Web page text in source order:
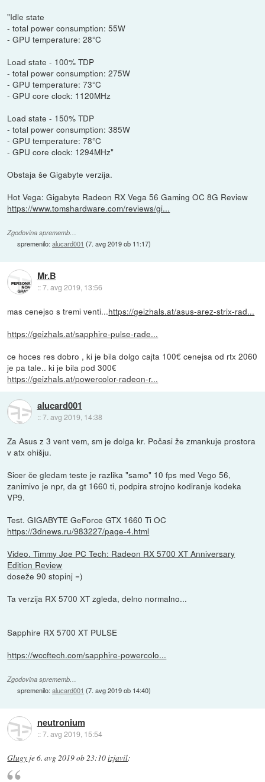
"Idle state
- total power consumption: 55W
- GPU temperature: 28°C
Load state - 100% TDP
- total power consumption: 275W
- GPU temperature: 73°C
- GPU core clock: 1120MHz
Load state - 150% TDP
- total power consumption: 385W
- GPU temperature: 78°C
- GPU core clock: 1294MHz"
Obstaja še Gigabyte verzija.
Hot Vega: Gigabyte Radeon RX Vega 56 Gaming OC 8G Review
https://www.tomshardware.com/reviews/gi...
Zgodovina sprememb…
spremenilo:alucard001 (7. avg 2019 ob 11:17)
Mr.B
::7. avg 2019, 13:56
mas cenejso s tremi venti...https://geizhals.at/asus-arez-strix-rad...
https://geizhals.at/sapphire-pulse-rade...
ce hoces res dobro , ki je bila dolgo cajta 100€ cenejsa od rtx 2060
je pa tale.. ki je bila pod 300€
https://geizhals.at/powercolor-radeon-r...
alucard001
::7. avg 2019, 14:38
Za Asus z 3 vent vem, sm je dolga kr. Počasi že zmankuje prostora
v atx ohišju.
Sicer če gledam teste je razlika "samo" 10 fps med Vego 56,
zanimivo je npr, da gt 1660 ti, podpira strojno kodiranje kodeka
VP9.
Test. GIGABYTE GeForce GTX 1660 Ti OC
https://3dnews.ru/983227/page-4.html
Video. Timmy Joe PC Tech: Radeon RX 5700 XT Anniversary
Edition Review
doseže 90 stopinj =)
Ta verzija RX 5700 XT zgleda, delno normalno...
Sapphire RX 5700 XT PULSE
https://wccftech.com/sapphire-powercolo...
Zgodovina sprememb…
spremenilo:alucard001 (7. avg 2019 ob 14:40)
neutronium
::7. avg 2019, 15:54
Glugy je6. avg 2019 ob 23:10izjavil: